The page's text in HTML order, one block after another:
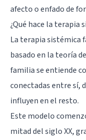
afecto o enfado de
¿Qué hace la terapia
La terapia sistémica
basado en la teoría
familia se entiende
conectadas entre sí,
influyen en el resto.
Este modelo
mitad del siglo XX,